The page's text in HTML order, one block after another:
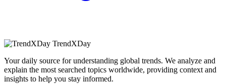
TrendXDay
Your daily source for understanding global trends. We analyze and
explain the most searched topics worldwide, providing context and
insights to help you stay informed.